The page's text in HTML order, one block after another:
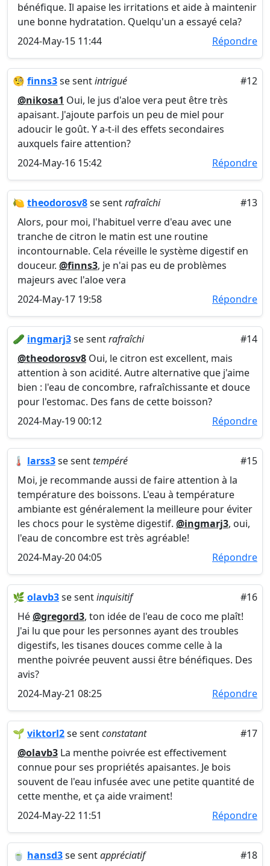
bénéfique. Il apaise les irritations et aide à maintenir
une bonne hydratation. Quelqu'un a essayé cela?
2024-May-15 11:44
Répondre
🧐 finns3se sentintrigué
#12
@nikosa1 Oui, le jus d'aloe vera peut être très
apaisant. J'ajoute parfois un peu de miel pour
adoucir le goût. Y a-t-il des effets secondaires
auxquels faire attention?
2024-May-16 15:42
Répondre
🍋 theodorosv8se sentrafraîchi
#13
Alors, pour moi, l'habituel verre d'eau avec une
tranche de citron le matin est une routine
incontournable. Cela réveille le système digestif en
douceur. @finns3, je n'ai pas eu de problèmes
majeurs avec l'aloe vera
2024-May-17 19:58
Répondre
🥒 ingmarj3se sentrafraîchi
#14
@theodorosv8 Oui, le citron est excellent, mais
attention à son acidité. Autre alternative que j'aime
bien : l'eau de concombre, rafraîchissante et douce
pour l'estomac. Des fans de cette boisson?
2024-May-19 00:12
Répondre
🌡️ larss3se senttempéré
#15
Moi, je recommande aussi de faire attention à la
température des boissons. L'eau à température
ambiante est généralement la meilleure pour éviter
les chocs pour le système digestif. @ingmarj3, oui,
l'eau de concombre est très agréable!
2024-May-20 04:05
Répondre
🌿 olavb3se sentinquisitif
#16
Hé@gregord3, ton idée de l'eau de coco me plaît!
J'ai lu que pour les personnes ayant des troubles
digestifs, les tisanes douces comme celle à la
menthe poivrée peuvent aussi être bénéfiques. Des
avis?
2024-May-21 08:25
Répondre
🌱 viktorl2se sentconstatant
#17
@olavb3 La menthe poivrée est effectivement
connue pour ses propriétés apaisantes. Je bois
souvent de l'eau infusée avec une petite quantité de
cette menthe, et ça aide vraiment!
2024-May-22 11:51
Répondre
🍵 hansd3se sentappréciatif #18